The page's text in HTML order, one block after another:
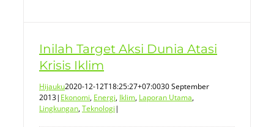
Inilah Target Aksi Dunia Atasi
Krisis Iklim
Hijauku2020-12-12T18:25:27+07:0030 September
2013| Ekonomi, Energi, Iklim, Laporan Utama,
Lingkungan,Teknologi|